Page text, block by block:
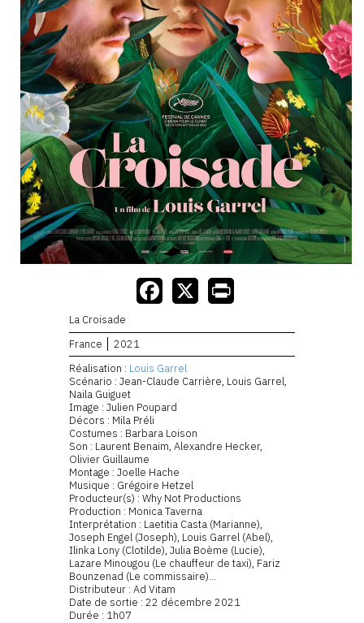
La Croisade
France
2021
Réalisation : Louis Garrel
Scénario : Jean-Claude Carrière, Louis Garrel,
Naila Guiguet
Image : Julien Poupard
Décors : Mila Préli
Costumes : Barbara Loison
Son : Laurent Benaim, Alexandre Hecker,
Olivier Guillaume
Montage : Joelle Hache
Musique : Grégoire Hetzel
Producteur(s) : Why Not Productions
Production : Monica Taverna
Interprétation : Laetitia Casta (Marianne),
Joseph Engel (Joseph), Louis Garrel (Abel),
Ilinka Lony (Clotilde), Julia Boème (Lucie),
Lazare Minougou (Le chauffeur de taxi), Fariz
Bounzenad (Le commissaire)...
Distributeur : Ad Vitam
Date de sortie : 22 décembre 2021
Durée : 1h07